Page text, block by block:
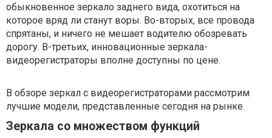
обыкновенное зеркало заднего вида, охотиться на
которое вряд ли станут воры. Во-вторых, все провода
спрятаны, и ничего не мешает водителю обозревать
дорогу. В-третьих, инновационные зеркала-
видеорегистраторы вполне доступны по цене.
В обзоре зеркал с видеорегистраторами рассмотрим
лучшие модели, представленные сегодня на рынке.
Зеркала со множеством функций